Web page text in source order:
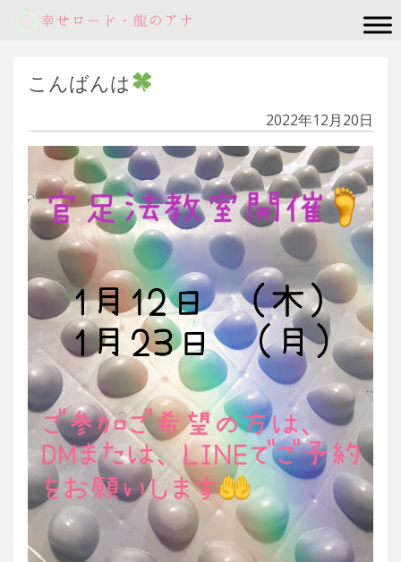
Main Navigation
こんばんは
2022年12月20日